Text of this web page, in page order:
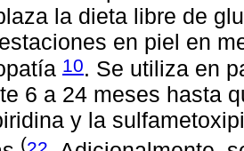
la dieta libre de
en piel en
10. Se utiliza en
6 a 24 meses hasta
y la
(